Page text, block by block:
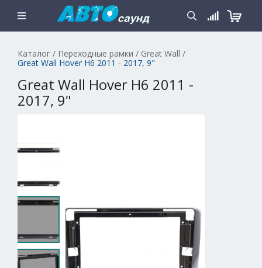
Каталог / Переходные рамки / Great Wall /
Great Wall Hover H6 2011 - 2017, 9"
Great Wall Hover H6 2011 -
2017, 9"